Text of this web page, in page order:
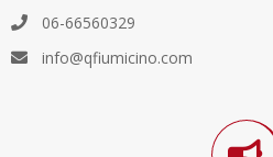
06-66560329
info@qfiumicino.com